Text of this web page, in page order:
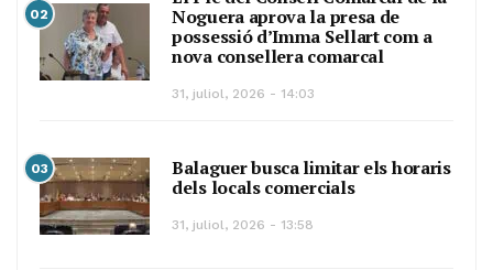
02
Noguera aprova la presa de
possessió d’Imma Sellart com a
nova consellera comarcal
31, juliol, 2026 - 14:03
03
Balaguer busca limitar els horaris
dels locals comercials
31, juliol, 2026 - 13:58